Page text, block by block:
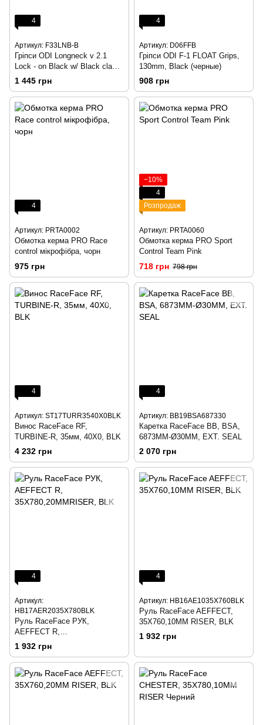
4
Артикул: F33LNB-B
Гріпси ODI Longneck v 2.1
Lock - on Black w/ Black clamp
(черные с черными замками)
1 445 грн
4
Артикул: D06FFB
Гріпси ODI F-1 FLOAT Grips,
130mm, Black (черные)
908 грн
4
Артикул: PRTA0002
Обмотка керма PRO Race
control мікрофібра, чорн
975 грн
−10%
4
Розпродаж
Артикул: PRTA0060
Обмотка керма PRO Sport
Control Team Pink
718 грн 798 грн
4
Артикул: ST17TURR3540X0BLK
Винос RaceFace RF,
TURBINE-R, 35мм, 40X0, BLK
4 232 грн
4
Артикул: BB19BSA687330
Каретка RaceFace BB, BSA,
6873MM-Ø30MM, EXT. SEAL
2 070 грн
4
Артикул:
HB17AER2035X780BLK
Руль RaceFace РУК,
AEFFECT R,
35X780,20MMRISER, BLK
1 932 грн
4
Артикул: HB16AE1035X760BLK
Руль RaceFace AEFFECT,
35X760,10MM RISER, BLK
1 932 грн